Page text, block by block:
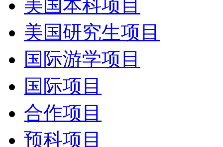
美国本科项目
美国研究生项目
国际游学项目
国际项目
合作项目
预科项目